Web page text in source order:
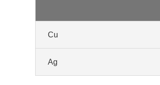
Cu
Ag